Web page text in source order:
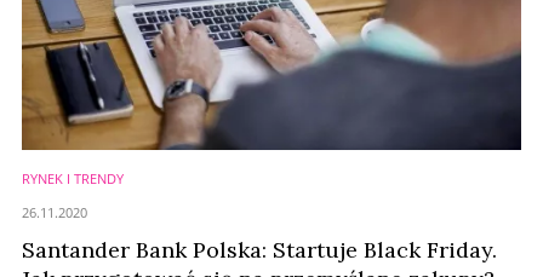
RYNEK I TRENDY
Santander Bank Polska: Startuje Black Friday.
26.11.2020